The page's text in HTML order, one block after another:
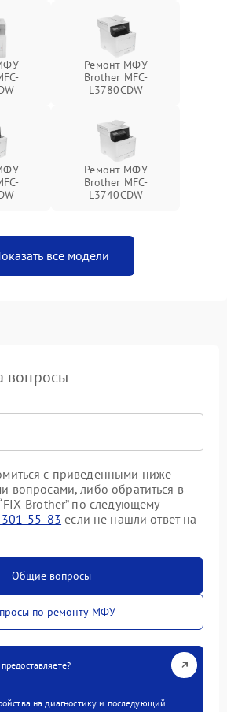
Ремонт МФУ
Brother MFC-
L3780CDW
Ремонт МФУ
Brother MFC-
L3740CDW
все модели
вопросы
с приведенными ниже
вопросами, либо обратиться в
Brother” по следующему
301-55-83 если не нашли ответ на
Общие вопросы
по ремонту МФУ
на диагностику и последующий